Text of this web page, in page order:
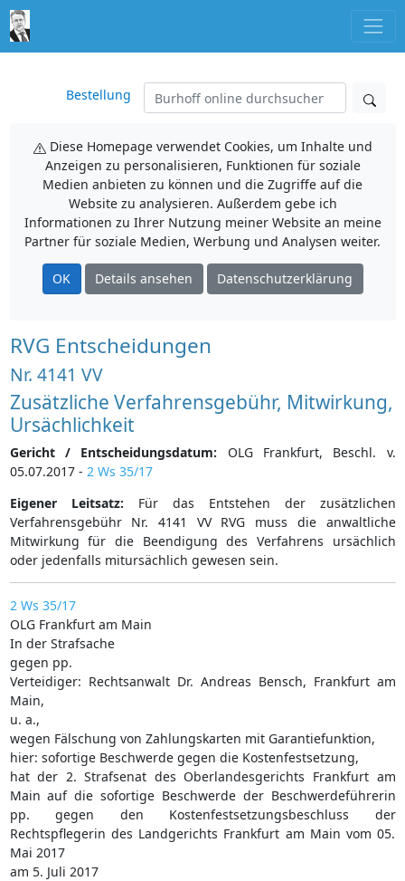
Bestellung
Diese Homepage verwendet Cookies, um Inhalte und
Anzeigen zu personalisieren, Funktionen für soziale
Medien anbieten zu können und die Zugriffe auf die
Website zu analysieren. Außerdem gebe ich
Informationen zu Ihrer Nutzung meiner Website an meine
Partner für soziale Medien, Werbung und Analysen weiter.
OK Details ansehen Datenschutzerklärung
RVG Entscheidungen
Nr. 4141 VV
Zusätzliche Verfahrensgebühr, Mitwirkung,
Ursächlichkeit
Gericht / Entscheidungsdatum: OLG Frankfurt, Beschl. v.
05.07.2017 - 2 Ws 35/17
Eigener Leitsatz: Für das Entstehen der zusätzlichen
Verfahrensgebühr Nr. 4141 VV RVG muss die anwaltliche
Mitwirkung für die Beendigung des Verfahrens ursächlich
oder jedenfalls mitursächlich gewesen sein.
2 Ws 35/17
OLG Frankfurt am Main
In der Strafsache
gegen pp.
Verteidiger: Rechtsanwalt Dr. Andreas Bensch, Frankfurt am
Main,
u. a.,
wegen Fälschung von Zahlungskarten mit Garantiefunktion,
hier: sofortige Beschwerde gegen die Kostenfestsetzung,
hat der 2. Strafsenat des Oberlandesgerichts Frankfurt am
Main auf die sofortige Beschwerde der Beschwerdeführerin
pp. gegen den Kostenfestsetzungsbeschluss der
Rechtspflegerin des Landgerichts Frankfurt am Main vom 05.
Mai 2017
am 5. Juli 2017